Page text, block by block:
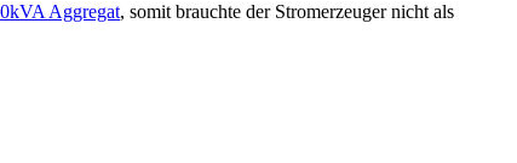
Aggregat, somit brauchte der Stromerzeuger nicht als